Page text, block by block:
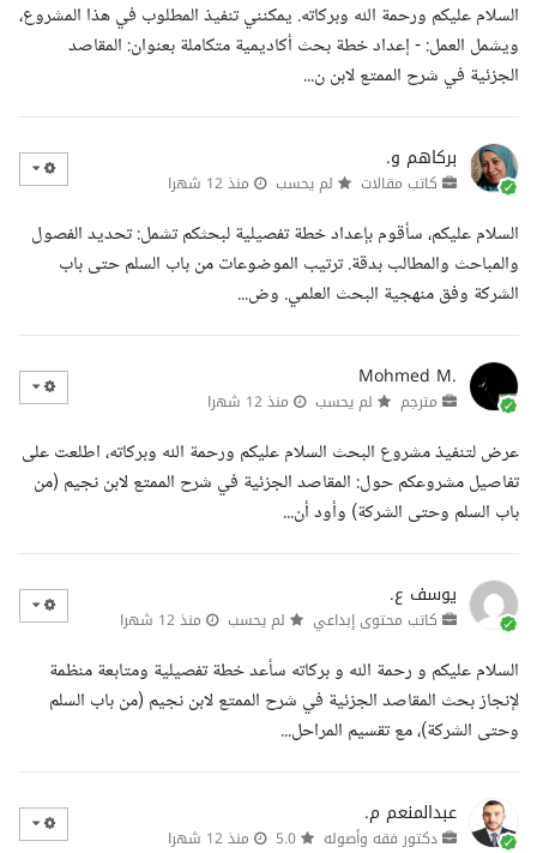
السلام عليكم ورحمة الله وبركاته. يمكنني تنفيذ المطلوب في هذا المشروع،
ويشمل العمل: - إعداد خطة بحث أكاديمية متكاملة بعنوان: المقاصد
الجزئية في شرح الممتع لابن ن...
بركاهم و.
كاتب مقالات لم يحسب منذ 12 شهرا
السلام عليكم، سأقوم بإعداد خطة تفصيلية لبحثكم تشمل: تحديد الفصول
والمباحث والمطالب بدقة. ترتيب الموضوعات من باب السلم حتى باب
الشركة وفق منهجية البحث العلمي. وض...
Mohmed M.
مترجم لم يحسب منذ 12 شهرا
عرض لتنفيذ مشروع البحث السلام عليكم ورحمة الله وبركاته، اطلعت على
تفاصيل مشروعكم حول: المقاصد الجزئية في شرح الممتع لابن نجيم (من
باب السلم وحتى الشركة) وأود أن...
يوسف ع.
كاتب محتوى إبداعي لم يحسب منذ 12 شهرا
السلام عليكم و رحمة الله و بركاته سأعد خطة تفصيلية ومتابعة منظمة
لإنجاز بحث المقاصد الجزئية في شرح الممتع لابن نجيم (من باب السلم
وحتى الشركة)، مع تقسيم المراحل...
عبدالمنعم م.
دكتور فقه وأصوله منذ 12 شهرا